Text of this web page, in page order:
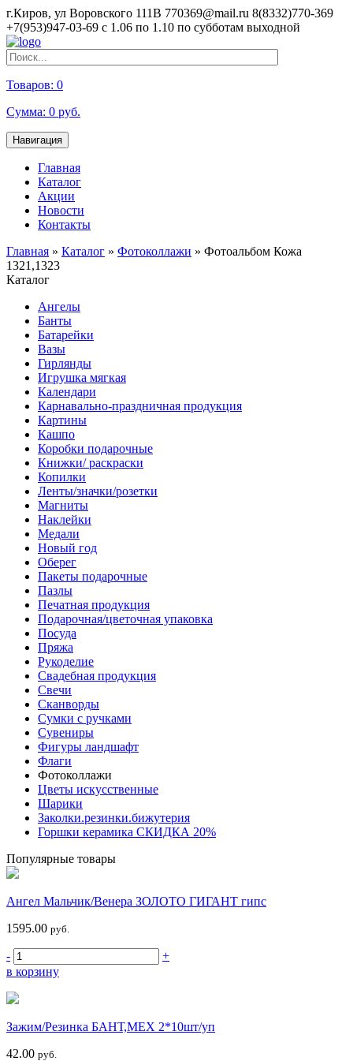
г.Киров, ул Воровского 111В 770369@mail.ru 8(8332)770-369
+7(953)947-03-69 с 1.06 по 1.10 по субботам выходной
Товаров: 0
Сумма: 0 руб.
Навигация
Главная
Каталог
Акции
Новости
Контакты
Главная » Каталог » Фотоколлажи » Фотоальбом Кожа
1321,1323
Каталог
Ангелы
Банты
Батарейки
Вазы
Гирлянды
Игрушка мягкая
Календари
Карнавально-праздничная продукция
Картины
Кашпо
Коробки подарочные
Книжки/ раскраски
Копилки
Ленты/значки/розетки
Магниты
Наклейки
Медали
Новый год
Оберег
Пакеты подарочные
Пазлы
Печатная продукция
Подарочная/цветочная упаковка
Посуда
Пряжа
Рукоделие
Свадебная продукция
Свечи
Сканворды
Сумки с ручками
Сувениры
Фигуры ландшафт
Флаги
Фотоколлажи
Цветы искусственные
Шарики
Заколки.резинки.бижутерия
Горшки керамика СКИДКА 20%
Популярные товары
Ангел Мальчик/Венера ЗОЛОТО ГИГАНТ гипс
1595.00 руб.
-
+
в корзину
Зажим/Резинка БАНТ,МЕХ 2*10шт/уп
42.00 руб.